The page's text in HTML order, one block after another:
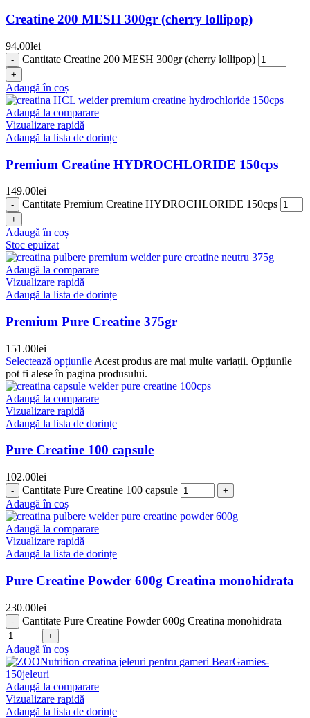
Creatine 200 MESH 300gr (cherry lollipop)
94.00lei
Cantitate Creatine 200 MESH 300gr (cherry lollipop)
Adaugă în coș
Adaugă la comparare
Vizualizare rapidă
Adaugă la lista de dorințe
Premium Creatine HYDROCHLORIDE 150cps
149.00lei
Cantitate Premium Creatine HYDROCHLORIDE 150cps
Adaugă în coș
Stoc epuizat
Adaugă la comparare
Vizualizare rapidă
Adaugă la lista de dorințe
Premium Pure Creatine 375gr
151.00lei
Selectează opțiunile Acest produs are mai multe variații. Opțiunile
pot fi alese în pagina produsului.
Adaugă la comparare
Vizualizare rapidă
Adaugă la lista de dorințe
Pure Creatine 100 capsule
102.00lei
Cantitate Pure Creatine 100 capsule
Adaugă în coș
Adaugă la comparare
Vizualizare rapidă
Adaugă la lista de dorințe
Pure Creatine Powder 600g Creatina monohidrata
230.00lei
Cantitate Pure Creatine Powder 600g Creatina monohidrata
Adaugă în coș
Adaugă la comparare
Vizualizare rapidă
Adaugă la lista de dorințe